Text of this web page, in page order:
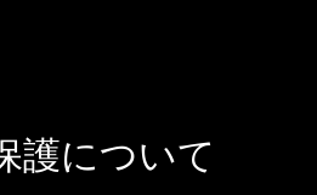
護について